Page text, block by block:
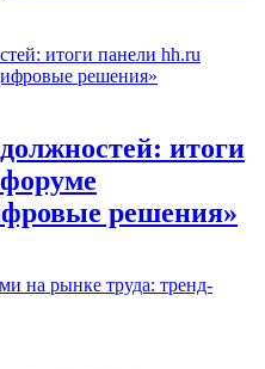
итоги
решения»